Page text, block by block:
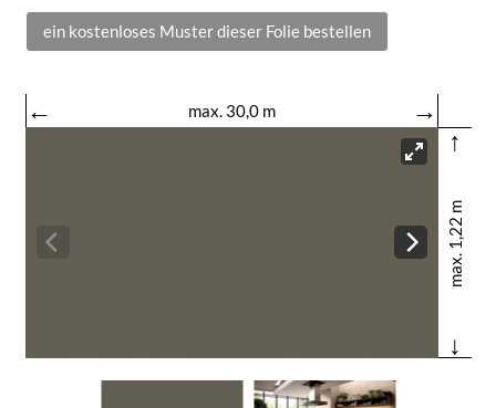
ein kostenloses Muster dieser Folie bestellen
← max. 30,0 m
→
↑
max. 1,22 m
↓